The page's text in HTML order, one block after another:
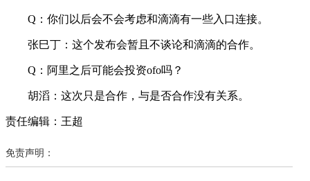
Q：你们以后会不会考虑和滴滴有一些入口连接。
张巳丁：这个发布会暂且不谈论和滴滴的合作。
Q：阿里之后可能会投资ofo吗？
胡滔：这次只是合作，与是否合作没有关系。
责任编辑：王超
免责声明：